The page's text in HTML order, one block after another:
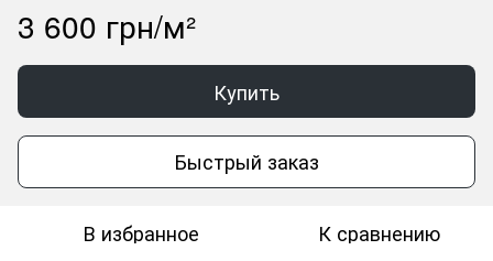
3 600 грн/м²
Купить
Быстрый заказ
В избранное К сравнению